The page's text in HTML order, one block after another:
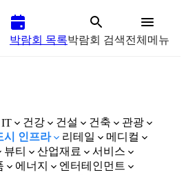
박람회 목록박람회 검색전체메뉴
IT 건강 건설 건축
관광
시 인프라 리테일
메디컬
뷰티 산업재료
서비스
에너지
엔터테인먼트